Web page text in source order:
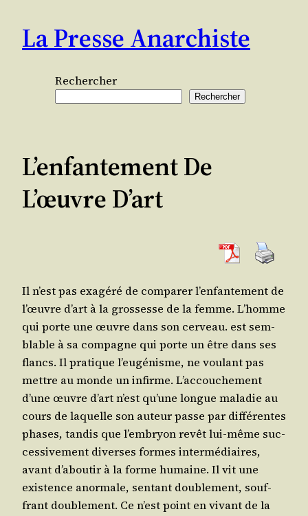
contenu
La Presse Anarchiste
Rechercher
Rechercher
L’enfantement De
L’œuvre D’art
Il n’est pas exa­gé­ré de com­pa­rer l’en­fan­te­ment de
l’œuvre d’art à la gros­sesse de la femme. L’homme
qui porte une œuvre dans son cer­veau. est sem­
blable à sa com­pagne qui porte un être dans ses
flancs. Il pra­tique l’eu­gé­nisme, ne vou­lant pas
mettre au monde un infirme. L’ac­cou­che­ment
d’une œuvre d’art n’est qu’une longue mala­die au
cours de laquelle son auteur passe par dif­fé­rentes
phases, tan­dis que l’embryon revêt lui-même suc­
ces­si­ve­ment diverses formes inter­mé­diaires,
avant d’a­bou­tir à la forme humaine. Il vit une
exis­tence anor­male, sen­tant dou­ble­ment, souf­
frant dou­ble­ment. Ce n’est point en vivant de la